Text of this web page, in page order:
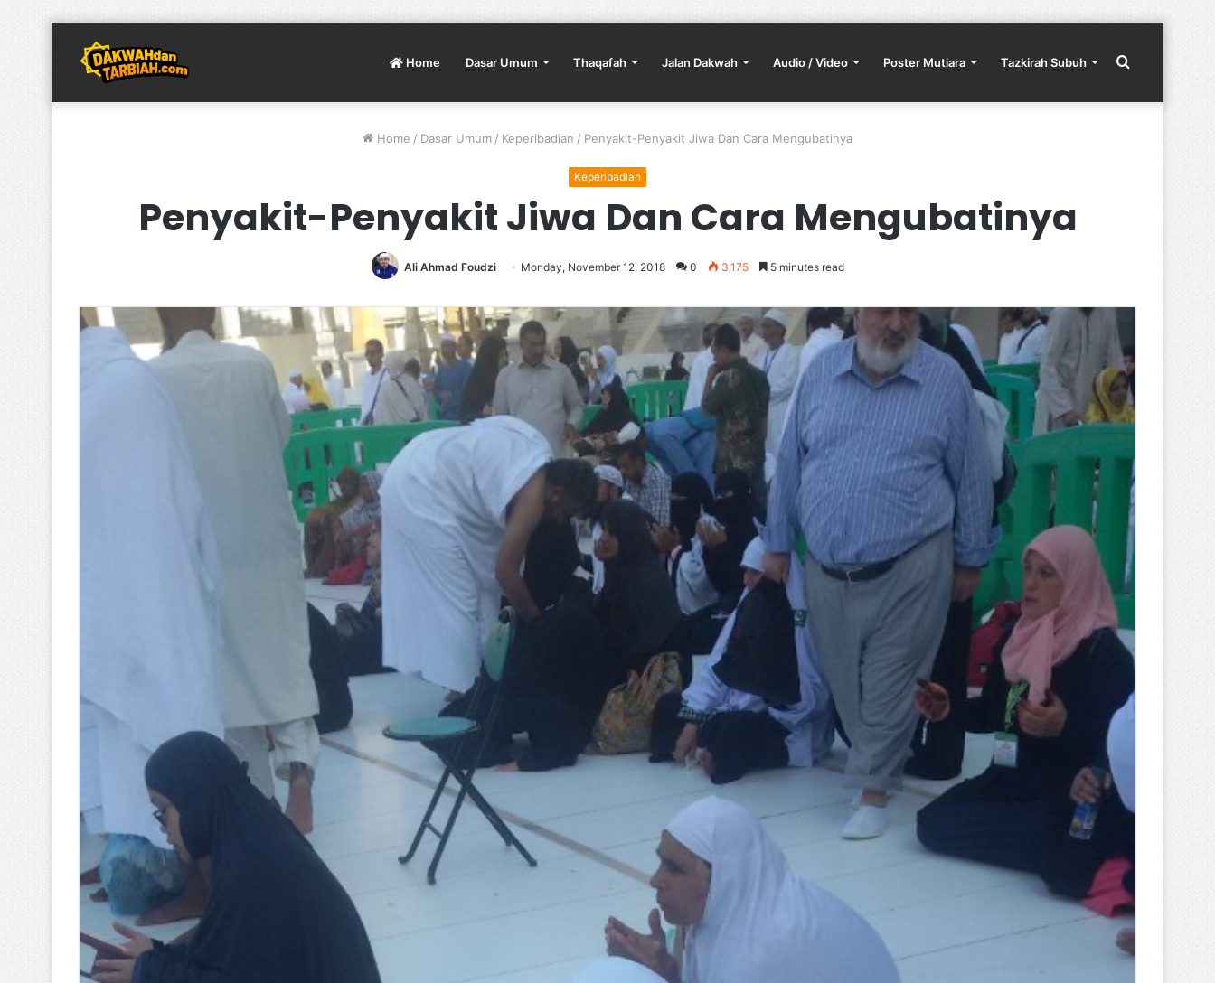
Home Dasar Umum Thaqafah Jalan Dakwah Audio / Video Poster Mutiara Tazkirah Subuh Search
Home / Dasar Umum / Keperibadian / Penyakit-Penyakit Jiwa Dan Cara Mengubatinya
Keperibadian
Penyakit-Penyakit Jiwa Dan Cara Mengubatinya
Ali Ahmad Foudzi Monday, November 12, 2018 0 3,175 5 minutes read